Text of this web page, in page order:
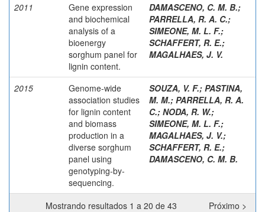
2011
Gene expression
and biochemical
analysis of a
bioenergy
sorghum panel for
lignin content.
DAMASCENO, C. M. B.;
PARRELLA, R. A. C.;
SIMEONE, M. L. F.;
SCHAFFERT, R. E.;
MAGALHAES, J. V.
2015
Genome-wide
association studies
for lignin content
and biomass
production in a
diverse sorghum
panel using
genotyping-by-
sequencing.
SOUZA, V. F.; PASTINA,
M. M.; PARRELLA, R. A.
C.; NODA, R. W.;
SIMEONE, M. L. F.;
MAGALHAES, J. V.;
SCHAFFERT, R. E.;
DAMASCENO, C. M. B.
Mostrando resultados 1 a 20 de 43 Próximo >